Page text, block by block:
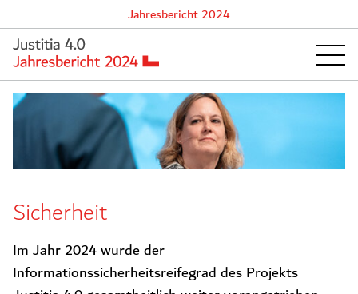
Jahresbericht 2024
Sicherheit
Im Jahr 2024 wurde der
Informationssicherheitsreifegrad des Projekts